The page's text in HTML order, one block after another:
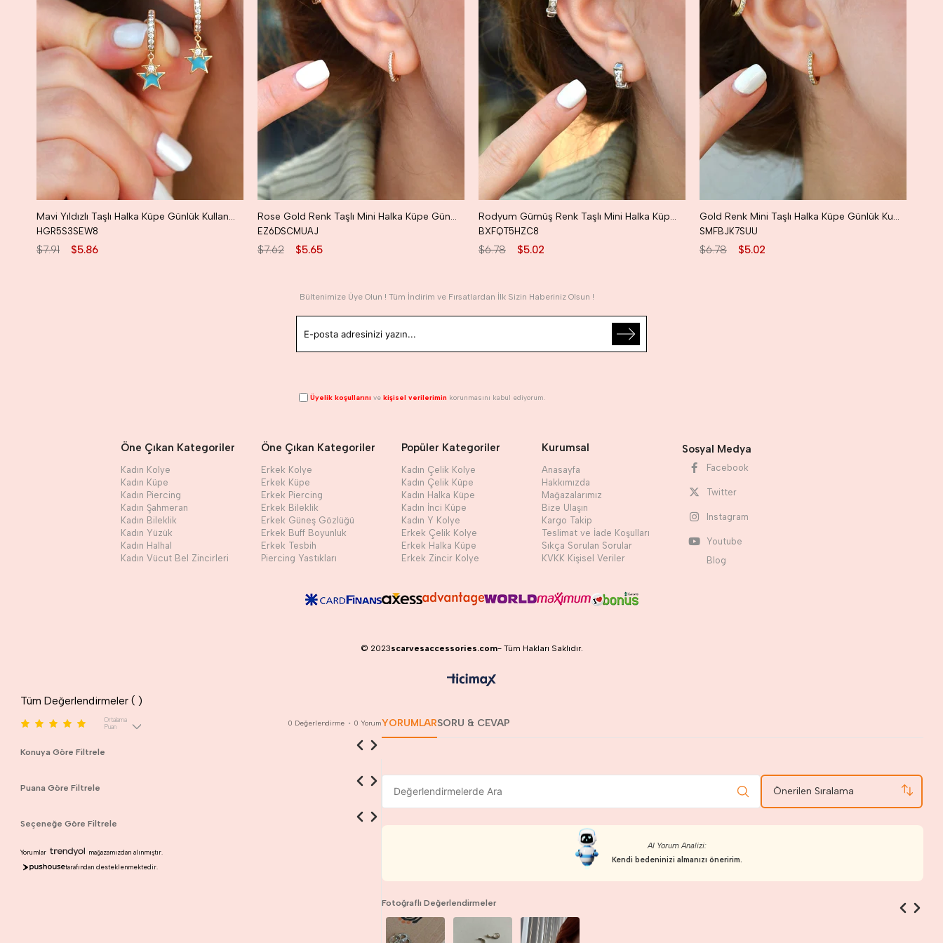
Mavi Yıldızlı Taşlı Halka Küpe Günlük Kullanıma Uygun Dayanıklı Küpe
HGR5S3SEW8
$5.86
$7.91
Rose Gold Renk Taşlı Mini Halka Küpe Günlük Kullanıma Uygun Dayanıklı Küpe
EZ6DSCMUAJ
$5.65
$7.62
Rodyum Gümüş Renk Taşlı Mini Halka Küpe Günlük Kullanıma Uygun Dayanıklı Küpe
BXFQT5HZC8
$5.02
$6.78
Gold Renk Mini Taşlı Halka Küpe Günlük Kullanıma Uygun Dayanıklı Küpe
SMFBJK7SUU
$5.02
$6.78
Bültenimize Üye Olun ! Tüm İndirim ve Fırsatlardan İlk Sizin Haberiniz Olsun !
Üyelik koşullarını ve kişisel verilerimin korunmasını kabul ediyorum.
Öne Çıkan Kategoriler
Kadın Kolye
Kadın Küpe
Kadın Piercing
Kadın Şahmeran
Kadın Bileklik
Kadın Yüzük
Kadın Halhal
Kadın Vücut Bel Zincirleri
Öne Çıkan Kategoriler
Erkek Kolye
Erkek Küpe
Erkek Piercing
Erkek Bileklik
Erkek Güneş Gözlüğü
Erkek Buff Boyunluk
Erkek Tesbih
Piercing Yastıkları
Popüler Kategoriler
Kadın Çelik Kolye
Kadın Çelik Küpe
Kadın Halka Küpe
Kadın İnci Küpe
Kadın Y Kolye
Erkek Çelik Kolye
Erkek Halka Küpe
Erkek Zincir Kolye
Kurumsal
Anasayfa
Hakkımızda
Mağazalarımız
Bize Ulaşın
Kargo Takip
Teslimat ve İade Koşulları
Sıkça Sorulan Sorular
KVKK Kişisel Veriler
Sosyal Medya
Facebook
Twitter
Instagram
Youtube
Blog
© 2023scarvesaccessories.com- Tüm Hakları Saklıdır.
Tüm Değerlendirmeler ( )
Ortalama
Puan
0 Değerlendirme • 0 Yorum
Konuya Göre Filtrele
Puana Göre Filtrele
Seçeneğe Göre Filtrele
Yorumlar
mağazamızdan alınmıştır.
tarafından desteklenmektedir.
YORUMLARSORU & CEVAP
Önerilen Sıralama
AI Yorum Analizi:
Kendi bedeninizi almanızı öneririm.
Fotoğraflı Değerlendirmeler